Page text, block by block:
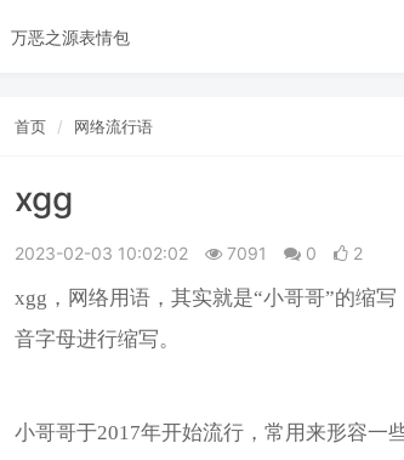
万恶之源表情包
首页 网络流行语
xgg
2023-02-03 10:02:02 7091 0 2
xgg，网络用语，其实就是“小哥哥”的缩
音字母进行缩写。
小哥哥于2017年开始流行，常用来形容一